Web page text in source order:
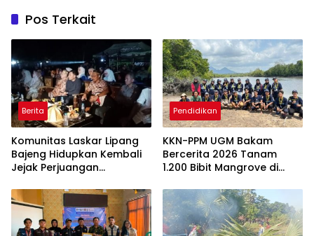
Pos Terkait
Berita
Komunitas Laskar Lipang
Bajeng Hidupkan Kembali
Jejak Perjuangan
Wabup Takalar: Apresiasi
Bahwa Sejarah Adalah
Warisan yang Tak Ternilai”.
Pendidikan
KKN-PPM UGM Bakam
Bercerita 2026 Tanam
1.200 Bibit Mangrove di